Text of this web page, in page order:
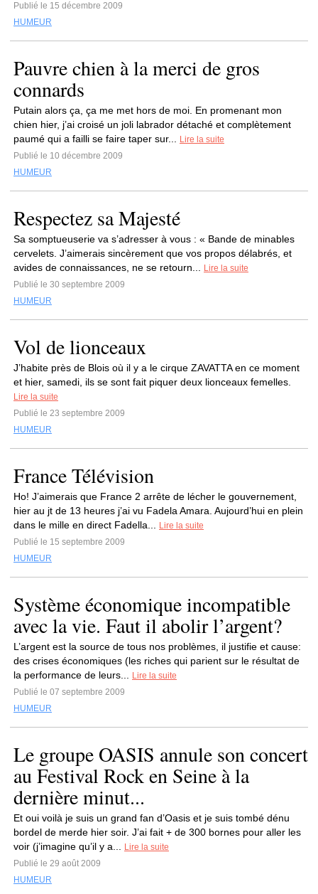
Publié le 15 décembre 2009
HUMEUR
Pauvre chien à la merci de gros
connards
Putain alors ça, ça me met hors de moi. En promenant mon
chien hier, j’ai croisé un joli labrador détaché et complètement
paumé qui a failli se faire taper sur...
Lire la suite
Publié le 10 décembre 2009
HUMEUR
Respectez sa Majesté
Sa somptueuserie va s’adresser à vous : « Bande de minables
cervelets. J’aimerais sincèrement que vos propos délabrés, et
avides de connaissances, ne se retourn...
Lire la suite
Publié le 30 septembre 2009
HUMEUR
Vol de lionceaux
J’habite près de Blois où il y a le cirque ZAVATTA en ce moment
et hier, samedi, ils se sont fait piquer deux lionceaux femelles.
Lire la suite
Publié le 23 septembre 2009
HUMEUR
France Télévision
Ho! J’aimerais que France 2 arrête de lécher le gouvernement,
hier au jt de 13 heures j’ai vu Fadela Amara. Aujourd’hui en plein
dans le mille en direct Fadella...
Lire la suite
Publié le 15 septembre 2009
HUMEUR
Système économique incompatible
avec la vie. Faut il abolir l’argent?
L’argent est la source de tous nos problèmes, il justifie et cause:
des crises économiques (les riches qui parient sur le résultat de
la performance de leurs...
Lire la suite
Publié le 07 septembre 2009
HUMEUR
Le groupe OASIS annule son concert
au Festival Rock en Seine à la
dernière minut...
Et oui voilà je suis un grand fan d’Oasis et je suis tombé dénu
bordel de merde hier soir. J’ai fait + de 300 bornes pour aller les
voir (j’imagine qu’il y a...
Lire la suite
Publié le 29 août 2009
HUMEUR